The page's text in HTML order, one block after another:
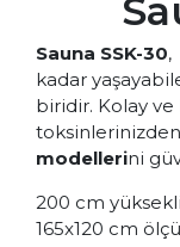
Sauna SSK-30,
kadar
biridir. Kolay ve
toksinlerinizden
modellerini
200 cm
165x120 cm